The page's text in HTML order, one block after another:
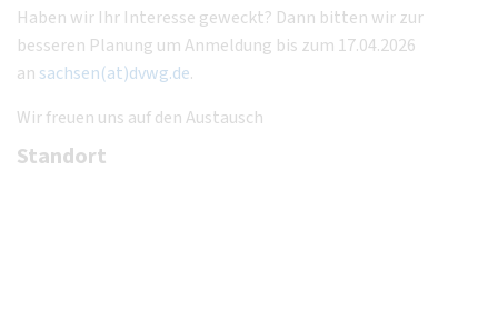
Haben wir Ihr Interesse geweckt? Dann bitten wir zur
besseren Planung um Anmeldung bis zum 17.04.2026
an sachsen(at)dvwg.de.
Wir freuen uns auf den Austausch
Standort